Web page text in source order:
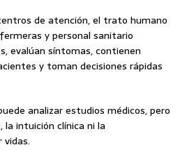
de atención, el trato humano
y personal sanitario
evalúan síntomas, contienen
y toman decisiones rápidas
analizar estudios médicos, pero
la intuición clínica ni la
vidas.